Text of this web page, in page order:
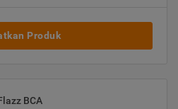
Produk
BCA